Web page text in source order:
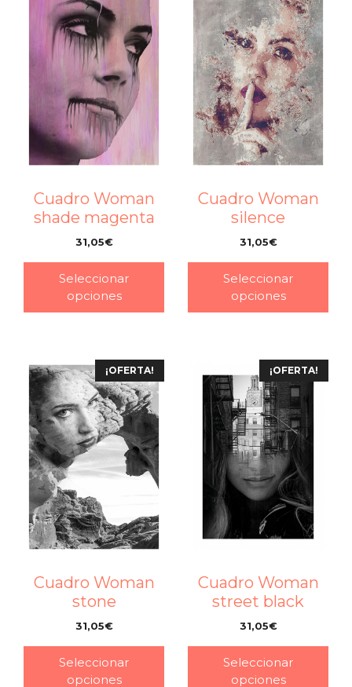
Cuadro Woman
shade magenta
31,05€
Seleccionar
opciones
Cuadro Woman
silence
31,05€
Seleccionar
opciones
¡OFERTA!
Cuadro Woman
stone
31,05€
Seleccionar
opciones
¡OFERTA!
Cuadro Woman
street black
31,05€
Seleccionar
opciones